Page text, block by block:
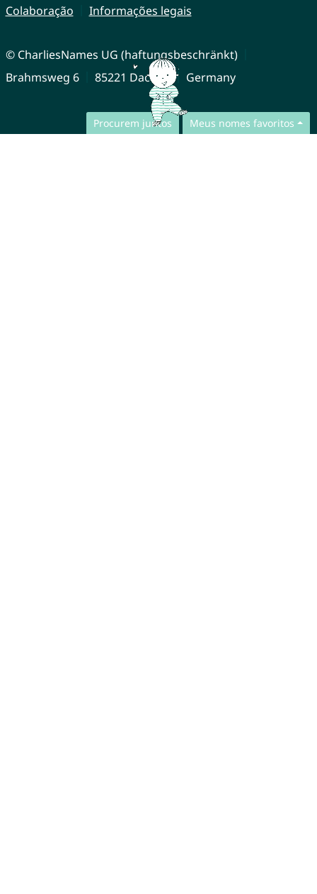
Procurem juntos Meus nomes favoritos
Colaboração
Informações legais
© CharliesNames UG (haftungsbeschränkt)
Brahmsweg 6
85221 Dachau Germany